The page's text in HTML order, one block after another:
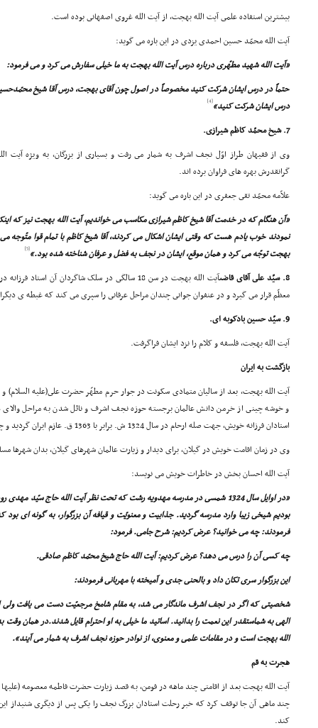
بیشترین استفاده علمى آیت الله بهجت، از آیت الله غروى اصفهانى بوده است.
آیت الله محمّد حسین احمدى یزدى در این باره مى گوید:
«آیت الله شهید مطهّرى درباره درس آیت الله بهجت به ما خیلى سفارش مى کرد و مى فرمود:
حتماً در درس ایشان شرکت کنید مخصوصاً در اصول چون آقاى بهجت، درس آقا شیخ
درس ایشان شرکت کنید»[4]
7. شیخ محمّد کاظم شیرازى.
وى از فقیهان طراز اوّل نجف اشرف به شمار مى رفت و بسیارى از بزرگان، به ویژه
گرانقدرش بهره هاى فراوان برده اند.
علاّمه محمّد تقى جعفرى در این باره مى گوید:
«آن هنگام که در خدمت آقا شیخ کاظم شیرازى مکاسب مى خواندیم، آیت الله بهجت نیز که
نمودند خوب یادم هست که وقتى ایشان اشکال مى کردند، آقا شیخ کاظم با تمام قوا متّوجه
بهجت توجّه مى کرد و همان موقع، ایشان در نجف به فضل و عرفان شناخته شده بود.»[5]
8. سیّد على آقاى قاضى
آیت الله بهجت در سن 18 سالگى در سلک شاگردان آن
معظّم قرار مى گیرد و در عنفوان جوانى چندان مراحل عرفانى را سپرى مى کند که غبطه ى
9. سیّد حسین بادکوبه اى.
آیت الله بهجت، فلسفه و کلام را نزد ایشان فراگرفت.
بازگشت به ایران
آیت الله بهجت، بعد از سالیان متمادى سکونت در جوار حرم مطهّر حضرت على(علیه
و خوشه چینى از خرمن دانش عالمان برجسته حوزه نجف اشرف و نائل شدن به مراحل والاى
استادان فرزانه خویش، جهت صله ارحام در سال 1324 ش. برابر با 1363 ق. عازم ایران گردید و چند ماهى را در فومن اقامت گزید.
وى در زمان اقامت خویش در گیلان، براى دیدار و زیارت عالمان شهرهاى گیلان، بدان شهرها
آیت الله احسان بخش در خاطرات خویش مى نویسد:
«در اوایل سال 1324 شمسى در مدرسه مهدویه رشت که تحت نظر آیت الله حاج
بودیم شیخى زیبا وارد مدرسه گردید. جذابیت و معنویّت و قیافه آن بزرگوار، به گونه اى بود
فرمودند: چه مى خوانید؟ عرض کردیم: شرح جامى. فرمود:
چه کسى آن را درس مى دهد؟ عرض کردیم: آیت الله حاج شیخ محمّد کاظم صادقى.
این بزرگوار سرى تکان داد و بالحنى جدى و آمیخته با مهربانى فرمودند:
شخصیتى که اگر در نجف اشرف ماندگار مى شد، به مقام شامخ مرجعیّت دست مى یافت ولى
الهى به شماستقدر این نعمت را بدانید. اساتید ما خیلى به او احترام قایل شدند.در همان
الله بهجت است و در مقامات علمى و معنوى، از نوادر حوزه نجف اشرف به شمار مى آیند».
هجرت به قم
آیت الله بهجت بعد از اقامتى چند ماهه در فومن، به قصد زیارت حضرت فاطمه معصومه (علیها
چند ماهى آن جا توقف کرد که خبر رحلت استادان بزرگ نجف را یکى پس از دیگرى شنیداز
کند.